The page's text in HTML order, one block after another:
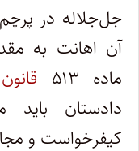
جل‌جلاله در
آن اهانت به
ماده ۵۱۳
دادستان
کیفرخواست و